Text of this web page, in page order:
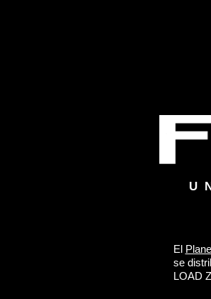
El
se
LOAD